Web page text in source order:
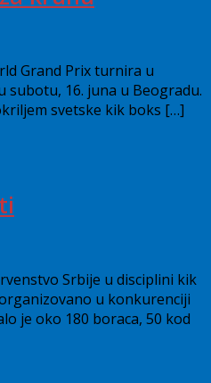
Grand Prix turnira u
subotu, 16. juna u Beogradu.
svetske kik boks […]
Srbije u disciplini kik
u konkurenciji
je oko 180 boraca, 50 kod